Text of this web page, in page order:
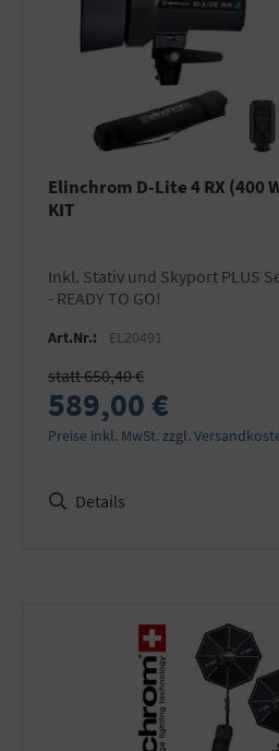
Elinchrom D-Lite 4 RX (400
KIT
inkl. Stativ und Skyport PLUS Sender, ohne Reflektor
- READY TO GO!
Art.Nr.: EL20491
statt 650,40 €
589,00 €
Preise inkl. MwSt. zzgl.
Details